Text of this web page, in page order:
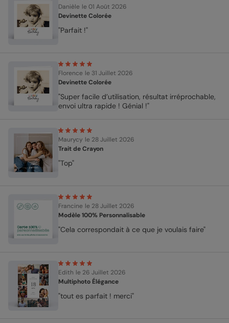
Danièle le 01 Août 2026
Devinette Colorée
"Parfait !"
Florence le 31 Juillet 2026
Devinette Colorée
"Super facile d’utilisation, résultat irréprochable,
envoi ultra rapide ! Génial !"
Maurycy le 28 Juillet 2026
Trait de Crayon
"Top"
Francine le 28 Juillet 2026
Modèle 100% Personnalisable
"Cela correspondait à ce que je voulais faire"
Edith le 26 Juillet 2026
Multiphoto Élégance
"tout es parfait ! merci"